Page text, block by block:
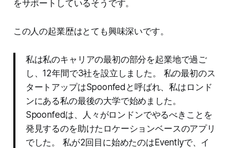
をサポートしているそうです。
この人の起業歴はとても興味深いです。
私は私のキャリアの最初の部分を起業地で過ご
し、12年間で3社を設立しました。 私の最初のス
タートアップはSpoonfedと呼ばれ、私はロンド
ンにある私の最後の大学で始めました。
Spoonfedは、人々がロンドンでやるべきことを
発見するのを助けたロケーションベースのアプリ
でした。 私が2回目に始めたのはEventlyで、イ